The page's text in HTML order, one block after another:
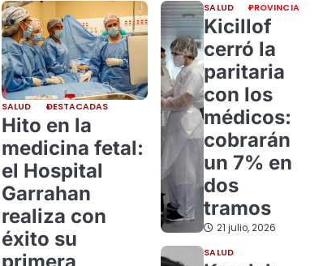
SALUD DESTACADAS
Hito en la
medicina fetal:
el Hospital
Garrahan
realiza con
éxito su
primera
SALUD PROVINCIA
Kicillof
cerró la
paritaria
con los
médicos:
cobrarán
un 7% en
dos
tramos
21 julio, 2026
SALUD